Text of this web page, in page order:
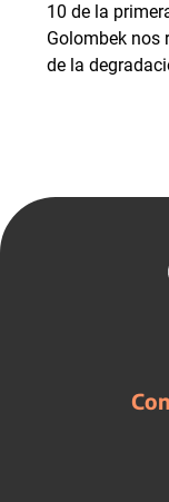
10 de la
Golombek nos
de la